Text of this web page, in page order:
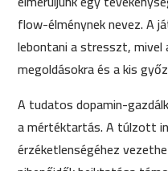
flow-élménynek nevez. A
lebontani a stresszt,
megoldásokra és a kis
A tudatos dopamin-
a mértéktartás. A túlzott
érzéketlenségéhez